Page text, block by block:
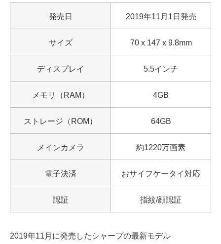
発売日 2019年11月1日発売
サイズ 70 x 147 x 9.8mm
ディスプレイ 5.5インチ
メモリ（RAM） 4GB
ストレージ（ROM） 64GB
メインカメラ 約1220万画素
電子決済 おサイフケータイ対応
認証 指紋/顔認証
2019年11月に発売したシャープの最新モデル